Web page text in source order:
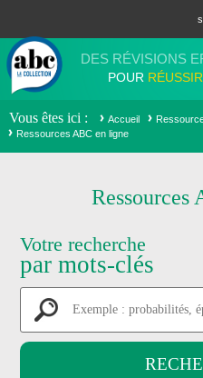
DES RÉVISIONS
POUR
Vous êtes ici Accueil
Ressources ABC en ligne
Ressources
Votre recherche
par mots-clés